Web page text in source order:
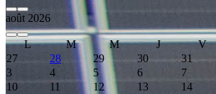
août 2026
L M M J V
27
28 29 30 31
3
4 5 6 7
10
11 12 13 14